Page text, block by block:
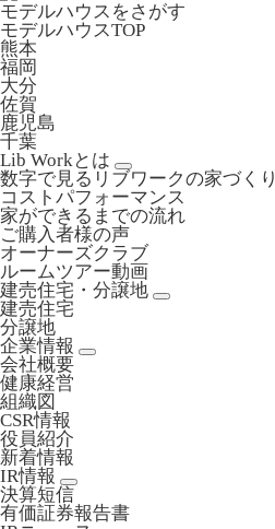
モデルハウスをさがす
モデルハウスTOP
熊本
福岡
大分
佐賀
鹿児島
千葉
Lib Workとは
数字で見るリブワークの家づくり
コストパフォーマンス
家ができるまでの流れ
ご購入者様の声
オーナーズクラブ
ルームツアー動画
建売住宅・分譲地
建売住宅
分譲地
企業情報
会社概要
健康経営
組織図
CSR情報
役員紹介
新着情報
IR情報
決算短信
有価証券報告書